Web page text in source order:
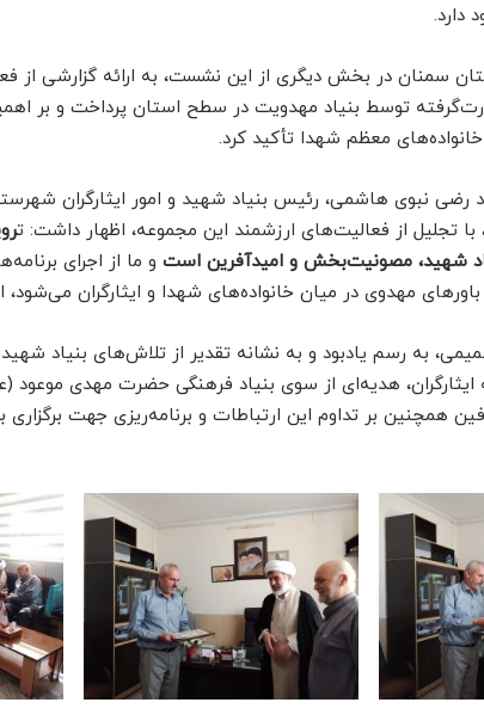
دارد.
سمنان در بخش دیگری از این نشست، به ارائه گزارشی از
توسط بنیاد مهدویت در سطح استان پرداخت و بر
خانواده‌های معظم شهدا تأکید کرد.
رضی نبوی هاشمی، رئیس بنیاد شهید و امور ایثارگران
با تجلیل از فعالیت‌های ارزشمند این مجموعه، اظهار داشت: ت
شهید، مصونیت‌بخش و امیدآفرین است و ما از اجرای
مهدوی در میان خانواده‌های شهدا و ایثارگران
به رسم یادبود و به نشانه تقدیر از تلاش‌های بنیاد شهید و
هدیه‌ای از سوی بنیاد فرهنگی حضرت مهدی
همچنین بر تداوم این ارتباطات و برنامه‌ریزی جهت